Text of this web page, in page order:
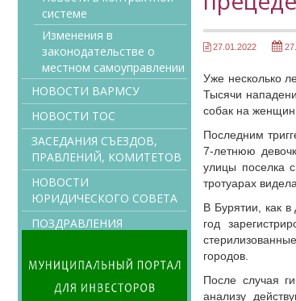
системе
Изменения в
законодательстве о
местном самоуправлении
НОВОСТИ ВАРМСУ
НОВОСТИ ТОС
ЗАСЕДАНИЯ СЪЕЗДОВ,
ПРАВЛЕНИЙ, КОМИТЕТОВ
НОВОСТИ
ЮРИДИЧЕСКОГО СОВЕТА
ПОЗДРАВЛЕНИЯ
27.01.2022
Уже несколько
Тысячи
собак на женщин
Последним
7-летнюю
улицы поселка
тротуарах
В Бурятии, как
год
городов.
После случая
анализу